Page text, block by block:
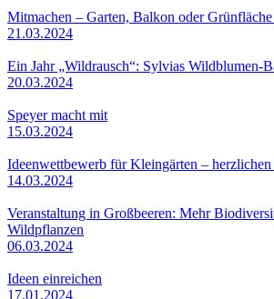
Mitmachen – Garten, Balkon oder Grünfläche
21.03.2024
Ein Jahr „Wildrausch“: Sylvias Wildblumen-
20.03.2024
Speyer macht mit
15.03.2024
Ideenwettbewerb für Kleingärten –
14.03.2024
Veranstaltung in Großbeeren: Mehr
Wildpflanzen
06.03.2024
Ideen einreichen
17.01.2024